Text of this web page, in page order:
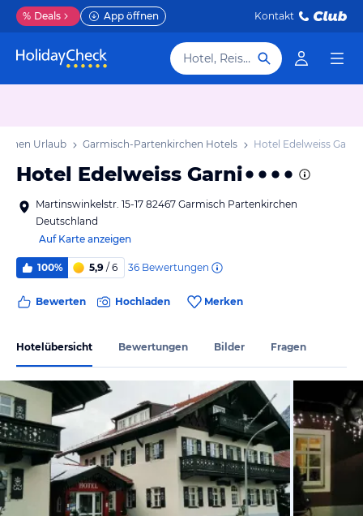
% Deals App öffnen Kontakt
Hotel, Reiseziel
Urlaub Garmisch-Partenkirchen Hotels Hotel Edelweiss Garni
Hotel Edelweiss Garni
Martinswinkelstr. 15-17 82467 Garmisch Partenkirchen
Deutschland
Auf Karte anzeigen
100% 5,9 / 6 36 Bewertungen
Bewerten Hochladen Merken
Hotelübersicht Bewertungen Bilder Fragen